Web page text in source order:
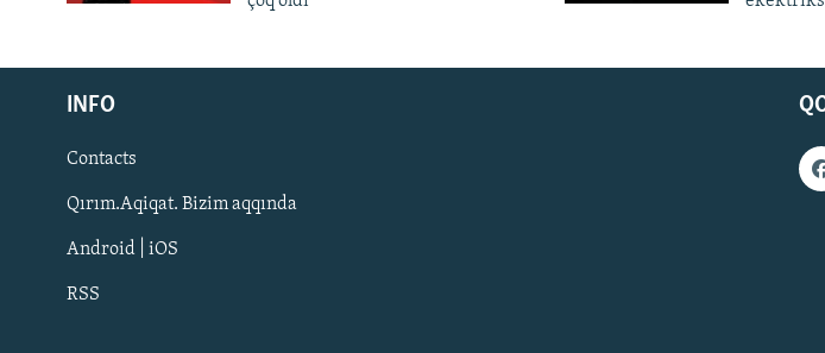
Русский
Українською
QOŞULIÑIZ!
INFO
Contacts
Qırım.Aqiqat. Bizim aqqında
Android | iOS
RSS